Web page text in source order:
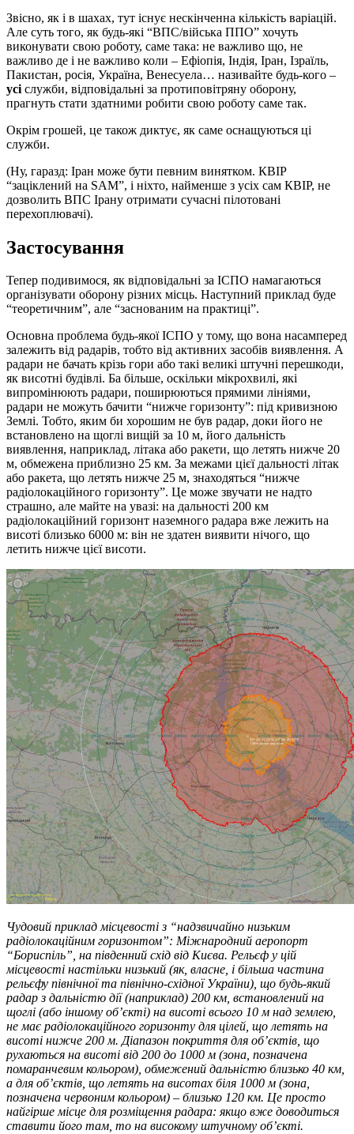
Звісно, як і в шахах, тут існує нескінченна кількість варіацій.
Але суть того, як будь-які “ВПС/війська ППО” хочуть
виконувати свою роботу, саме така: не важливо що, не
важливо де і не важливо коли – Ефіопія, Індія, Іран, Ізраїль,
Пакистан, росія, Україна, Венесуела… називайте будь-кого –
усі служби, відповідальні за протиповітряну оборону,
прагнуть стати здатними робити свою роботу саме так.
Окрім грошей, це також диктує, як саме оснащуються ці
служби.
(Ну, гаразд: Іран може бути певним винятком. КВІР
“заціклений на SAM”, і ніхто, найменше з усіх сам КВІР, не
дозволить ВПС Ірану отримати сучасні пілотовані
перехоплювачі).
Застосування
Тепер подивимося, як відповідальні за ІСПО намагаються
організувати оборону різних місць. Наступний приклад буде
“теоретичним”, але “заснованим на практиці”.
Основна проблема будь-якої ІСПО у тому, що вона насамперед
залежить від радарів, тобто від активних засобів виявлення. А
радари не бачать крізь гори або такі великі штучні перешкоди,
як висотні будівлі. Ба більше, оскільки мікрохвилі, які
випромінюють радари, поширюються прямими лініями,
радари не можуть бачити “нижче горизонту”: під кривизною
Землі. Тобто, яким би хорошим не був радар, доки його не
встановлено на щоглі вищій за 10 м, його дальність
виявлення, наприклад, літака або ракети, що летять нижче 20
м, обмежена приблизно 25 км. За межами цієї дальності літак
або ракета, що летять нижче 25 м, знаходяться “нижче
радіолокаційного горизонту”. Це може звучати не надто
страшно, але майте на увазі: на дальності 200 км
радіолокаційний горизонт наземного радара вже лежить на
висоті близько 6000 м: він не здатен виявити нічого, що
летить нижче цієї висоти.
Чудовий приклад місцевості з “надзвичайно низьким
радіолокаційним горизонтом”: Міжнародний аеропорт
“Бориспіль”, на південний схід від Києва. Рельєф у цій
місцевості настільки низький (як, власне, і більша частина
рельєфу північної та північно-східної України), що будь-який
радар з дальністю дії (наприклад) 200 км, встановлений на
щоглі (або іншому об’єкті) на висоті всього 10 м над землею,
не має радіолокаційного горизонту для цілей, що летять на
висоті нижче 200 м. Діапазон покриття для об’єктів, що
рухаються на висоті від 200 до 1000 м (зона, позначена
помаранчевим кольором), обмежений дальністю близько 40 км,
а для об’єктів, що летять на висотах біля 1000 м (зона,
позначена червоним кольором) – близько 120 км. Це просто
найгірше місце для розміщення радара: якщо вже доводиться
ставити його там, то на високому штучному об’єкті.